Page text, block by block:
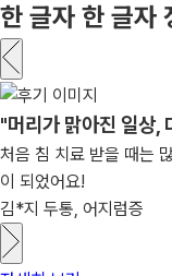
한 글자 한 글자
"머리가 맑아진 일상,
처음 침 치료 받을 때는
이 되었어요!
김*지 두통, 어지럼증